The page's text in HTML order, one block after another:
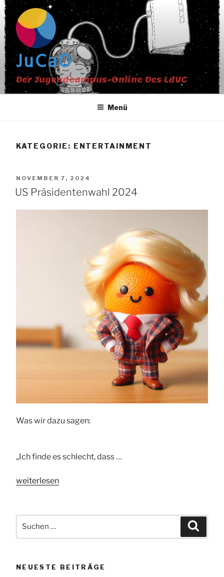
Zum
Inhalt
springen
JuCaO
Der Jugendcampus-Online Des LdVC
Menü
KATEGORIE: ENTERTAINMENT
VERÖFFENTLICHT
AM
NOVEMBER 7, 2024
US Präsidentenwahl 2024
Was wir dazu sagen:
„Ich finde es schlecht, dass …
„US
weiterlesen
nach:
NEUESTE BEITRÄGE